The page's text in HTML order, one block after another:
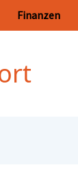
Finanzen